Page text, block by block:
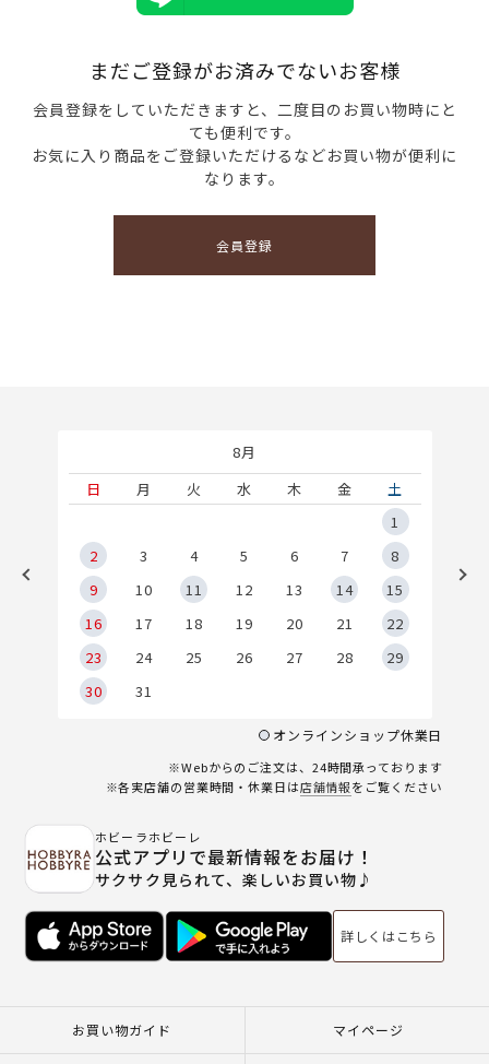
まだご登録がお済みでないお客様
会員登録をしていただきますと、二度目のお買い物時にと
ても便利です。
お気に入り商品をご登録いただけるなどお買い物が便利に
なります。
会員登録
8月
日
月 火 水 木 金
土
1
2
3 4 5 6 7
8
9
10 11 12 13 14
15
16
17 18 19 20 21
22
23
24 25 26 27 28
29
30
31
オンラインショップ休業日
※Webからのご注文は、24時間承っております
※各実店舗の営業時間・休業日は店舗情報をご覧ください
ホビーラホビーレ
公式アプリで最新情報をお届け！
サクサク見られて、楽しいお買い物♪
詳しくはこちら
お買い物ガイド マイページ